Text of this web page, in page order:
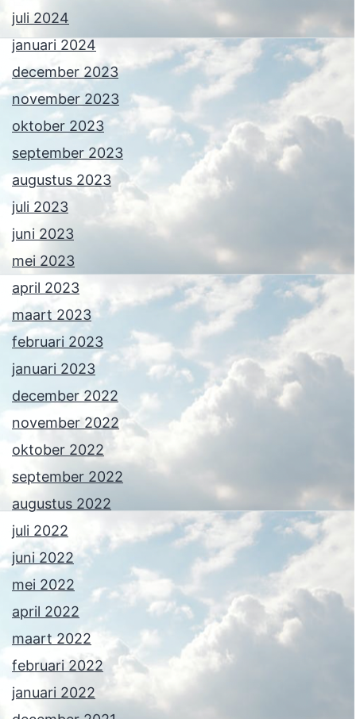
juli 2024
januari 2024
december 2023
november 2023
oktober 2023
september 2023
augustus 2023
juli 2023
juni 2023
mei 2023
april 2023
maart 2023
februari 2023
januari 2023
december 2022
november 2022
oktober 2022
september 2022
augustus 2022
juli 2022
juni 2022
mei 2022
april 2022
maart 2022
februari 2022
januari 2022